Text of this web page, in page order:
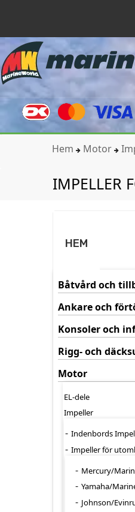
Hem Motor
IMPELLER
HEM
Båtvård och
Ankare och
Konsoler och
Rigg- och
Motor
EL-dele
Impeller
Indenbords
Impeller för
Mercury/
Yamaha/
Johnson/